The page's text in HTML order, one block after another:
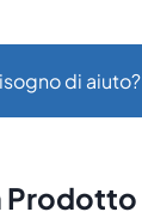
di aiuto?
Prodotto